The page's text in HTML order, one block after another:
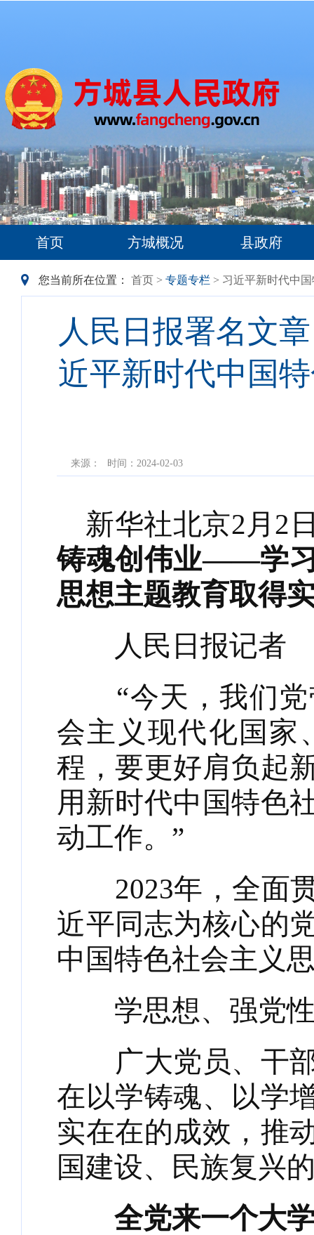
首页 方城概况 县政府
您当前所在位置： 首页 > 专题专栏 > 习近平新时代中
人民日报署名文
近平新时代中国
来源： 时间：2024-02-03
新华社北京2月
铸魂创伟业——学习
思想主题教育取得
人民日报记者
“今天，我们党
会主义现代化国家
程，要更好肩负起
用新时代中国特色
动工作。”
2023年，全面贯
近平同志为核心的
中国特色社会主义
学思想、强党性
广大党员、干部
在以学铸魂、以学
实在在的成效，推
国建设、民族复兴
全党来一个大